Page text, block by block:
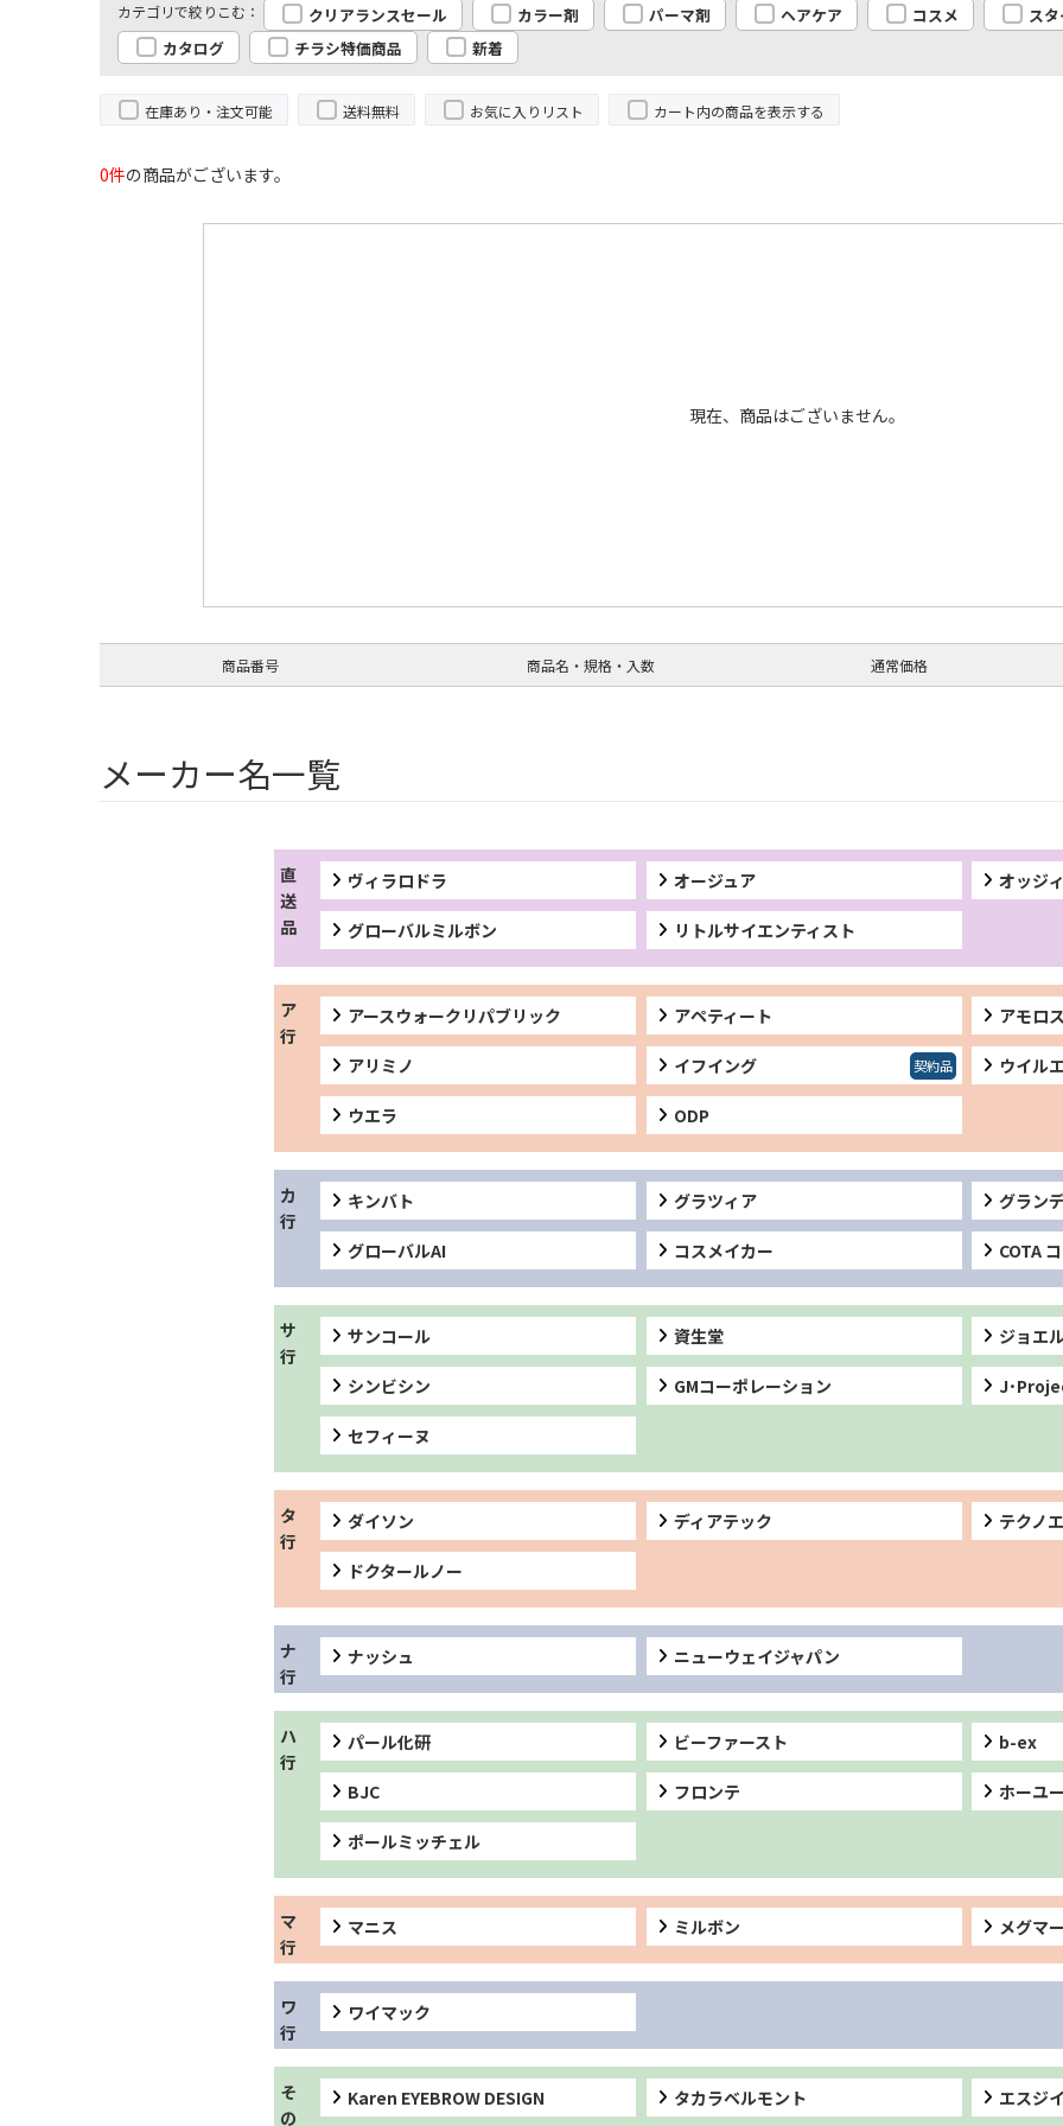
クリアランスセール カラー剤 パーマ剤 ヘアケア コスメ ス
カタログ
チラシ特価商品 新着
在庫あり・注文可能 送料無料 お気に入りリスト カート内の商品を表示する
0件の商品がございます。
現在、商品はございません。
商品番号 商品名・規格・入数 通常価格
メーカー名一覧
ヴィラロドラ オージュア オッジ
グローバルミルボン リトルサイエンティスト
アースウォークリパブリック アペティート アモロス
アリミノ イフイング ウイル
ウエラ ODP
キンバト グラツィア グラン
グローバルAI コスメイカー COTA
サンコール 資生堂 ジョエ
シンビシン GMコーポレーション J･
セフィーヌ
ダイソン ディアテック テクノ
ドクタールノー
ナッシュ ニューウェイジャパン
パール化研 ビーファースト b-ex
BJC フロンテ ホーユー
ポールミッチェル
マニス ミルボン メグマ
ワイマック
Karen EYEBROW DESIGN タカラベルモント エスジイ